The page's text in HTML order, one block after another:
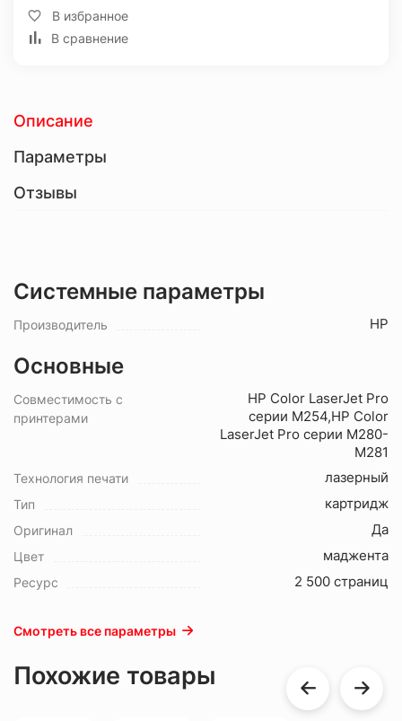
В избранное
В сравнение
Описание
Параметры
Отзывы
Системные параметры
Производитель HP
Основные
Совместимость с
принтерами
HP Color LaserJet Pro
серии M254,HP Color
LaserJet Pro серии M280-
M281
Технология печати лазерный
Тип картридж
Оригинал Да
Цвет маджента
Ресурс 2 500 страниц
Смотреть все параметры
Похожие товары